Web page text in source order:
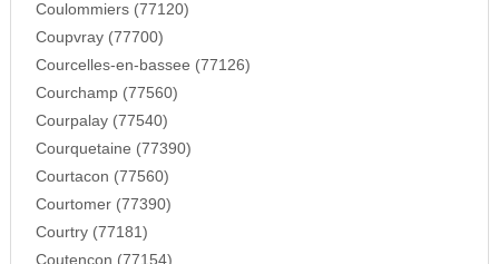
Coulommiers (77120)
Coupvray (77700)
Courcelles-en-bassee (77126)
Courchamp (77560)
Courpalay (77540)
Courquetaine (77390)
Courtacon (77560)
Courtomer (77390)
Courtry (77181)
Coutencon (77154)